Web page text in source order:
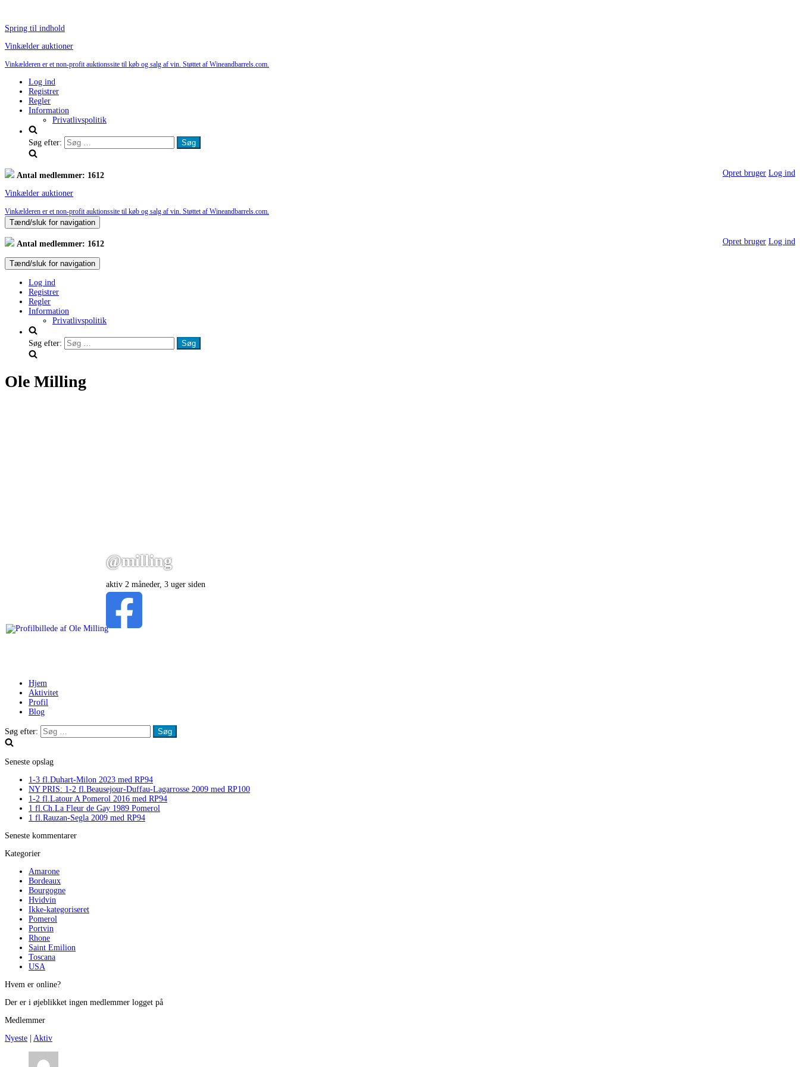
Spring til indhold
Vinkælder auktioner
Vinkælderen er et non-profit auktionssite til køb og salg af vin. Støttet af Wineandbarrels.com.
Log ind
Registrer
Regler
Information
Privatlivspolitik
Søg efter:
Antal medlemmer: 1612 Opret bruger Log ind
Vinkælder auktioner
Vinkælderen er et non-profit auktionssite til køb og salg af vin. Støttet af Wineandbarrels.com.
Tænd/sluk for navigation
Antal medlemmer: 1612 Opret bruger Log ind
Tænd/sluk for navigation
Log ind
Registrer
Regler
Information
Privatlivspolitik
Søg efter:
Ole Milling
@milling
aktiv 2 måneder, 3 uger siden
Hjem
Aktivitet
Profil
Blog
Søg efter:
Seneste opslag
1-3 fl.Duhart-Milon 2023 med RP94
NY PRIS: 1-2 fl.Beausejour-Duffau-Lagarrosse 2009 med RP100
1-2 fl.Latour A Pomerol 2016 med RP94
1 fl.Ch.La Fleur de Gay 1989 Pomerol
1 fl.Rauzan-Segla 2009 med RP94
Seneste kommentarer
Kategorier
Amarone
Bordeaux
Bourgogne
Hvidvin
Ikke-kategoriseret
Pomerol
Portvin
Rhone
Saint Emilion
Toscana
USA
Hvem er online?
Der er i øjeblikket ingen medlemmer logget på
Medlemmer
Nyeste | Aktiv